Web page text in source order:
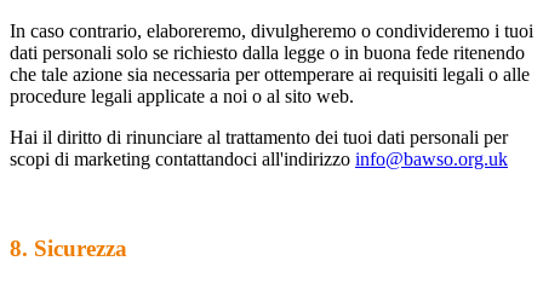
In caso contrario, elaboreremo, divulgheremo o condivideremo i tuoi
dati personali solo se richiesto dalla legge o in buona fede ritenendo
che tale azione sia necessaria per ottemperare ai requisiti legali o alle
procedure legali applicate a noi o al sito web.
Hai il diritto di rinunciare al trattamento dei tuoi dati personali per
scopi di marketing contattandoci all'indirizzo info@bawso.org.uk
8. Sicurezza